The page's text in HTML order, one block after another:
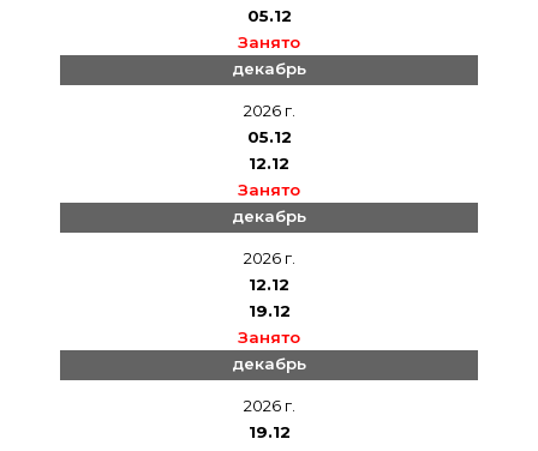
05.12
Занято
декабрь
2026 г.
05.12
12.12
Занято
декабрь
2026 г.
12.12
19.12
Занято
декабрь
2026 г.
19.12